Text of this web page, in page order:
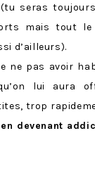
seras
mais tout le
d’ailleurs).
ne pas avoir
lui aura
trop
devenant